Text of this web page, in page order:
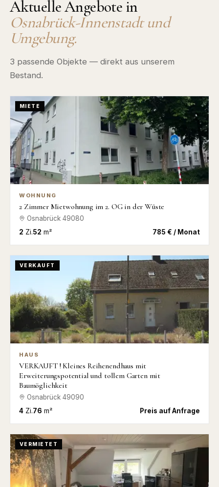
Aktuelle Angebote in
Osnabrück-Innenstadtund
Umgebung.
3 passende Objekte — direkt aus unserem
Bestand.
MIETE
WOHNUNG
2 Zimmer Mietwohnung im 2. OG in der Wüste
Osnabrück 49080
2 Zi.52 m² 785 € / Monat
VERKAUFT
HAUS
VERKAUFT ! Kleines Reihenendhaus mit
Erweiterungspotential und tollem Garten mit
Baumöglichkeit
Osnabrück 49090
4 Zi.76 m² Preis auf Anfrage
VERMIETET